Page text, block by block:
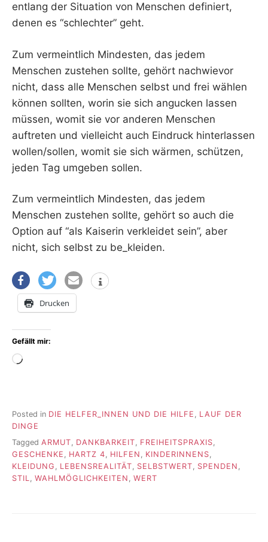
entlang der Situation von Menschen definiert,
denen es “schlechter” geht.
Zum vermeintlich Mindesten, das jedem
Menschen zustehen sollte, gehört nachwievor
nicht, dass alle Menschen selbst und frei wählen
können sollten, worin sie sich angucken lassen
müssen, womit sie vor anderen Menschen
auftreten und vielleicht auch Eindruck hinterlassen
wollen/sollen, womit sie sich wärmen, schützen,
jeden Tag umgeben sollen.
Zum vermeintlich Mindesten, das jedem
Menschen zustehen sollte, gehört so auch die
Option auf “als Kaiserin verkleidet sein”, aber
nicht, sich selbst zu be_kleiden.
Drucken
Gefällt mir:
Wird
Posted in DIE HELFER_INNEN UND DIE HILFE , LAUF DER
DINGE
Tagged ARMUT DANKBARKEIT FREIHEITSPRAXIS
GESCHENKE
HARTZ 4 HILFEN KINDERINNENS
KLEIDUNG
LEBENSREALITÄT SELBSTWERT SPENDEN
STIL
WAHLMÖGLICHKEITEN WERT